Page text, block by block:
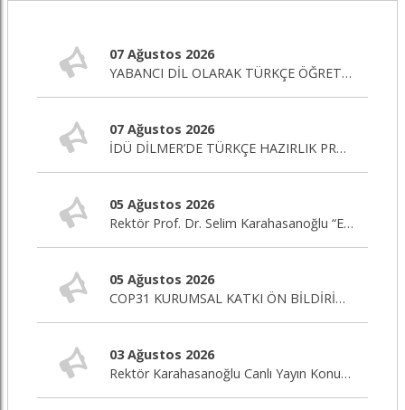
07 Ağustos 2026
YABANCI DİL OLARAK TÜRKÇE ÖĞRETİMİ SERTİFİKA PROGRAMI BAŞLIYOR!
07 Ağustos 2026
İDÜ DİLMER’DE TÜRKÇE HAZIRLIK PROGRAMI BAŞLIYOR!
05 Ağustos 2026
Rektör Prof. Dr. Selim Karahasanoğlu “Eğitim Editörü” Programına Canlı Yayın Konuğu Oluyor
05 Ağustos 2026
COP31 KURUMSAL KATKI ÖN BİLDİRİM ÇAĞRISI
03 Ağustos 2026
Rektör Karahasanoğlu Canlı Yayın Konuğu